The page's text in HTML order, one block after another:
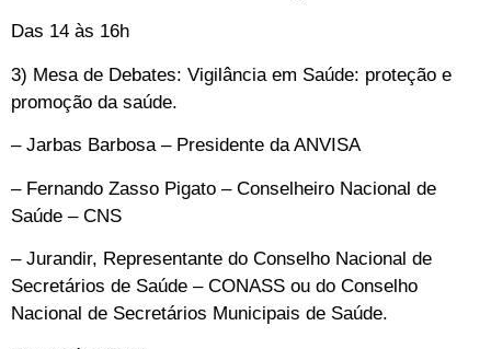
Das 14 às 16h
3) Mesa de Debates: Vigilância em Saúde: proteção e
promoção da saúde.
– Jarbas Barbosa – Presidente da ANVISA
– Fernando Zasso Pigato – Conselheiro Nacional de
Saúde – CNS
– Jurandir, Representante do Conselho Nacional de
Secretários de Saúde – CONASS ou do Conselho
Nacional de Secretários Municipais de Saúde.